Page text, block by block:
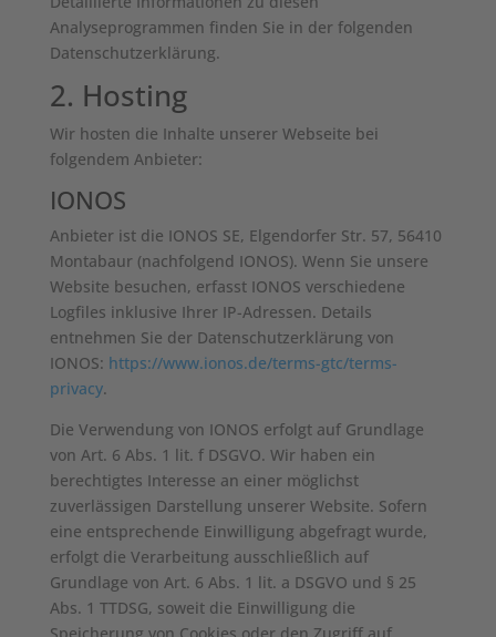
Analyseprogrammen finden Sie in der folgenden
Datenschutzerklärung.
2. Hosting
Wir hosten die Inhalte unserer Webseite bei
folgendem Anbieter:
IONOS
Anbieter ist die IONOS SE, Elgendorfer Str. 57, 56410
Montabaur (nachfolgend IONOS). Wenn Sie unsere
Website besuchen, erfasst IONOS verschiedene
Logfiles inklusive Ihrer IP-Adressen. Details
entnehmen Sie der Datenschutzerklärung von
IONOS: https://www.ionos.de/terms-gtc/terms-
privacy.
Die Verwendung von IONOS erfolgt auf Grundlage
von Art. 6 Abs. 1 lit. f DSGVO. Wir haben ein
berechtigtes Interesse an einer möglichst
zuverlässigen Darstellung unserer Website. Sofern
eine entsprechende Einwilligung abgefragt wurde,
erfolgt die Verarbeitung ausschließlich auf
Grundlage von Art. 6 Abs. 1 lit. a DSGVO und § 25
Abs. 1 TTDSG, soweit die Einwilligung die